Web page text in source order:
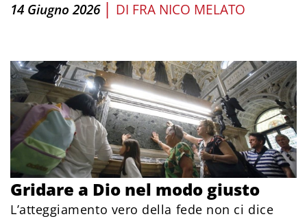
14 Giugno 2026 | DI FRA NICO MELATO
Gridare a Dio nel modo giusto
L’atteggiamento vero della fede non ci dice